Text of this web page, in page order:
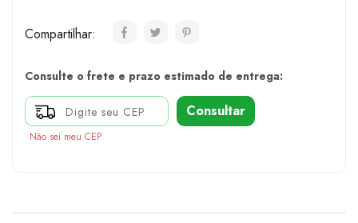
Compartilhar:
Consulte o frete e prazo estimado de entrega:
Consultar
Não sei meu CEP